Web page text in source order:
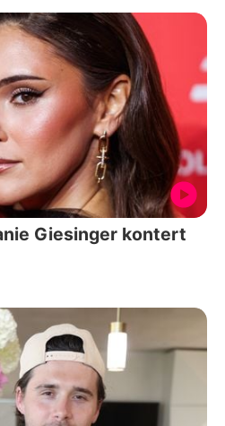
Giesinger kontert